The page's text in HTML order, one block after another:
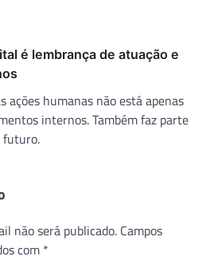
é lembrança de atuação e
ações humanas não está apenas
internos. Também faz parte
futuro.
não será publicado. Campos
com *